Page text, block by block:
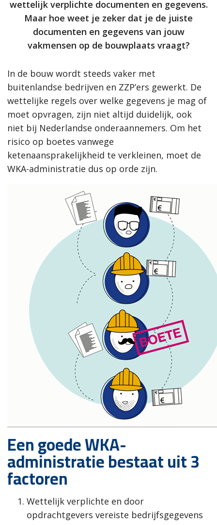
wettelijk verplichte documenten en gegevens.
Maar hoe weet je zeker dat je de juiste
documenten en gegevens van jouw
vakmensen op de bouwplaats vraagt?
In de bouw wordt steeds vaker met
buitenlandse bedrijven en ZZP’ers gewerkt. De
wettelijke regels over welke gegevens je mag of
moet opvragen, zijn niet altijd duidelijk, ook
niet bij Nederlandse onderaannemers. Om het
risico op boetes vanwege
ketenaansprakelijkheid te verkleinen, moet de
WKA-administratie dus op orde zijn.
Een goede WKA-
administratie bestaat uit 3
factoren
Wettelijk verplichte en door
opdrachtgevers vereiste bedrijfsgegevens